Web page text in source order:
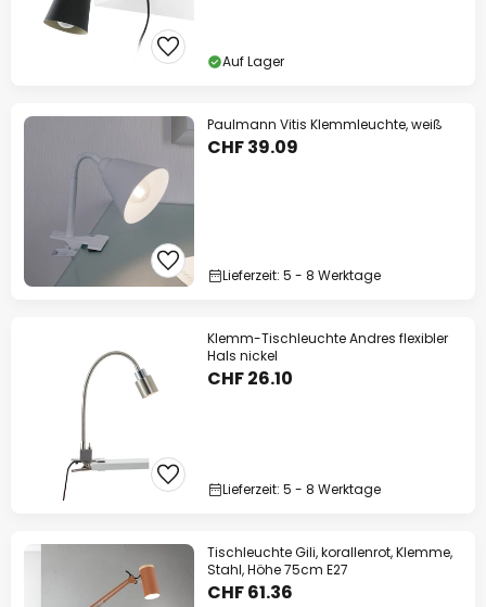
Auf Lager
Paulmann Vitis Klemmleuchte, weiß
CHF 39.09
Lieferzeit: 5 - 8 Werktage
Klemm-Tischleuchte Andres flexibler
Hals nickel
CHF 26.10
Lieferzeit: 5 - 8 Werktage
Tischleuchte Gili, korallenrot, Klemme,
Stahl, Höhe 75cm E27
CHF 61.36